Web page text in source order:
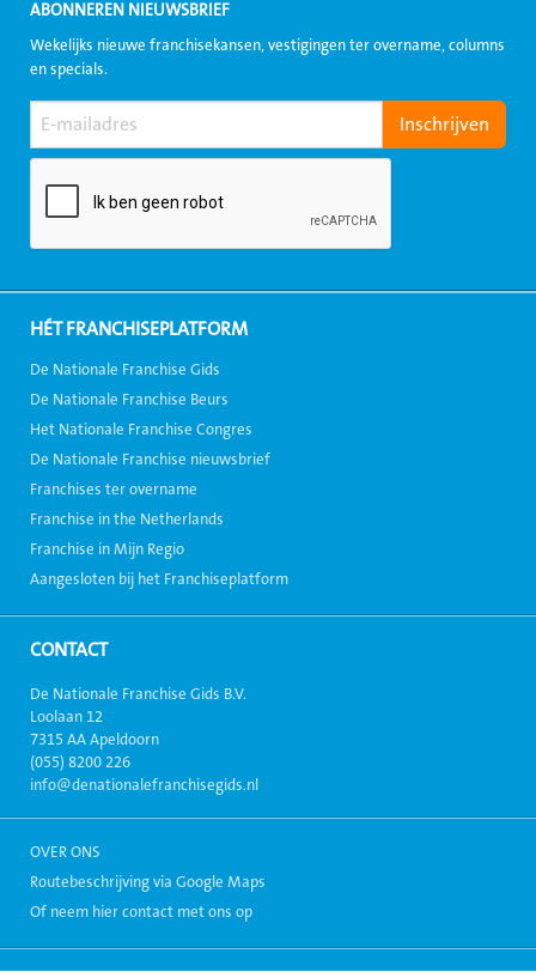
ABONNEREN NIEUWSBRIEF
Wekelijks nieuwe franchisekansen, vestigingen ter overname, columns
en specials.
HÉT FRANCHISEPLATFORM
De Nationale Franchise Gids
De Nationale Franchise Beurs
Het Nationale Franchise Congres
De Nationale Franchise nieuwsbrief
Franchises ter overname
Franchise in the Netherlands
Franchise in Mijn Regio
Aangesloten bij het Franchiseplatform
CONTACT
De Nationale Franchise Gids B.V.
Loolaan 12
7315 AA Apeldoorn
(055) 8200 226
info@denationalefranchisegids.nl
OVER ONS
Routebeschrijving via Google Maps
Of neem hier contact met ons op